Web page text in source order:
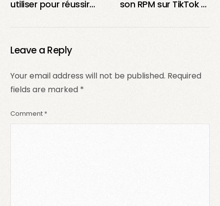
utiliser pour réussir
son RPM sur TikTok et
revenus ?
Leave a Reply
Your email address will not be published. Required
fields are marked *
Comment *